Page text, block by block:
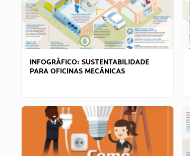
INFOGRÁFICO: SUSTENTABILIDADE
PARA OFICINAS MECÂNICAS